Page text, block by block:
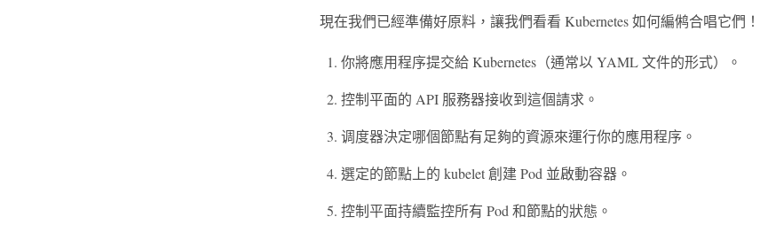
現在我們已經準備好原料，讓我們看看 Kubernetes 如何編鸺合唱它們！
你將應用程序提交給 Kubernetes（通常以 YAML 文件的形式）。
控制平面的 API 服務器接收到這個請求。
调度器決定哪個節點有足夠的資源來運行你的應用程序。
選定的節點上的 kubelet 創建 Pod 並啟動容器。
控制平面持續監控所有 Pod 和節點的狀態。